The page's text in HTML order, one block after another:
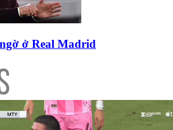
ở Real Madrid